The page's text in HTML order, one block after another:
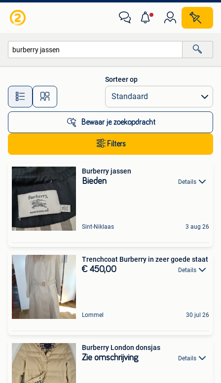
Alle afstanden…
Sorteer op
Bewaar je zoekopdracht
Filters
Burberry jassen
Bieden Details
Sint-Niklaas 3 aug 26
Trenchcoat Burberry in zeer goede staat
€ 450,00 Details
Lommel 30 jul 26
Burberry London donsjas
Zie omschrijving Details